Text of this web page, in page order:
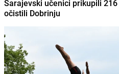
Sarajevski učenici prikupili
očistili Dobrinju